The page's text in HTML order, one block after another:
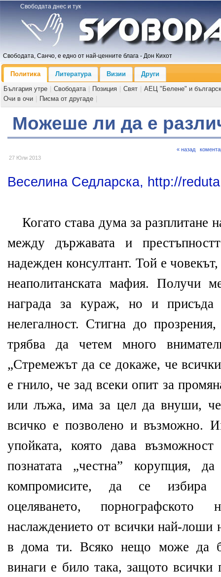
Свободата днес и тук
Свободата, Санчо, е едно от най-ценните блага - Дон Кихот
Политика Литература Визии
Други
България утре
Свободата Позиция Свят
АЕЦ "Белене" и
Очи в очи
Писма от другаде
Можеше ли да е
27 Юли 2013
« назад
Веселина Седларска, http://
Когато става дума за разплитане
между държавата и
надежден консултант. Той е
неаполитанската мафия. Получи
награда за кураж, но и
нелегалност. Стигна до
трябва да четем много
„Стремежът да се докаже, че
е гнило, че зад всеки опит за
или лъжа, има за цел да внуши,
всичко е позволено и възможно.
упойката, която дава
познатата „честна” корупция,
компромисите, да се избира
оцеляването, порнографското
наслаждението от всички най-лоши
в дома ти. Всяко нещо може да
винаги е било така, защото всички